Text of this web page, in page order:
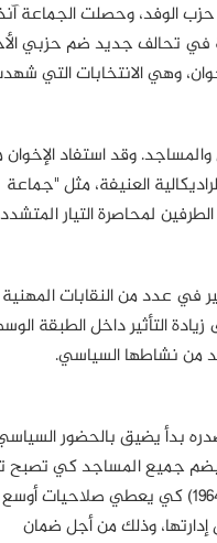
التي خاضتها الجماعة على قائمة حزب الوفد، وحصلت
مع حزب الوفد. وفي انتخابات 1987 دخلت الجماعة في تحالف جديد ضم
"التحالف الإسلامي" الذي نجح في الحصول على حوالي 56 مقعدا ذهب منها 36 للإخوان، وهي الانتخابات
وقد استفاد
العنيفة، مثل "جماعة
لمحاصرة التيار
في عدد من النقابات المهنية
التأثير داخل الطبقة
من نشاطها السياسي.
بدأ يضيق بالحضور
بضم جميع المساجد كي
إشراف وزارة الأوقاف المصرية، كما تم إدخال تعديلات على قانون الجمعيات الأهلية (القانون رقم 32 للعام 1964) كي يعطي صلاحيات أوسع
وذلك من أجل ضمان